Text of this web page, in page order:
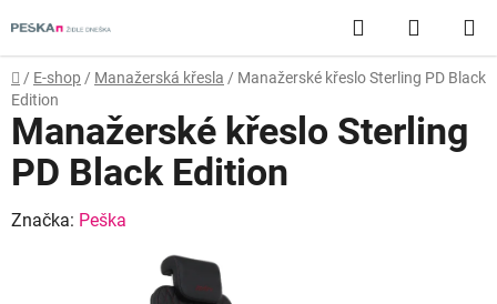
na
obsah
Hledat
KOŠÍK
Domů
/ E-shop / Manažerská křesla / Manažerské křeslo Sterling PD Black
Edition
Manažerské křeslo Sterling
PD Black Edition
Značka: Peška